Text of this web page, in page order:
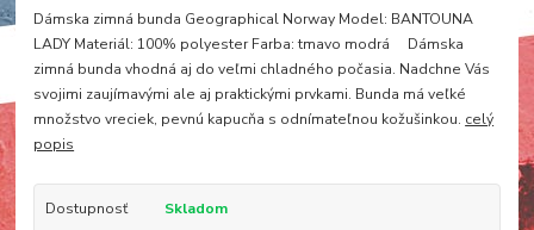
Dámska zimná bunda Geographical Norway Model: BANTOUNA
LADY Materiál: 100% polyester Farba: tmavo modrá Dámska
zimná bunda vhodná aj do veľmi chladného počasia. Nadchne Vás
svojimi zaujímavými ale aj praktickými prvkami. Bunda má veľké
množstvo vreciek, pevnú kapucňa s odnímateľnou kožušinkou. celý
popis
Dostupnosť
Skladom